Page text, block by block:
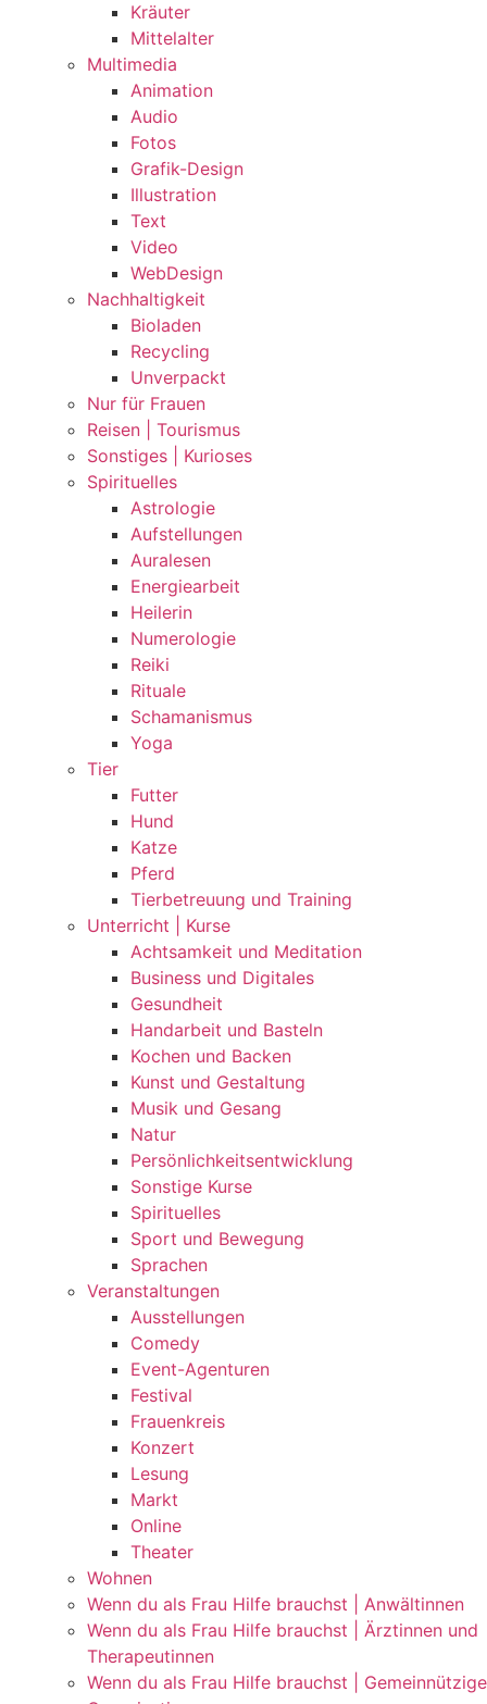
Kräuter
Mittelalter
Multimedia
Animation
Audio
Fotos
Grafik-Design
Illustration
Text
Video
WebDesign
Nachhaltigkeit
Bioladen
Recycling
Unverpackt
Nur für Frauen
Reisen | Tourismus
Sonstiges | Kurioses
Spirituelles
Astrologie
Aufstellungen
Auralesen
Energiearbeit
Heilerin
Numerologie
Reiki
Rituale
Schamanismus
Yoga
Tier
Futter
Hund
Katze
Pferd
Tierbetreuung und Training
Unterricht | Kurse
Achtsamkeit und Meditation
Business und Digitales
Gesundheit
Handarbeit und Basteln
Kochen und Backen
Kunst und Gestaltung
Musik und Gesang
Natur
Persönlichkeitsentwicklung
Sonstige Kurse
Spirituelles
Sport und Bewegung
Sprachen
Veranstaltungen
Ausstellungen
Comedy
Event-Agenturen
Festival
Frauenkreis
Konzert
Lesung
Markt
Online
Theater
Wohnen
Wenn du als Frau Hilfe brauchst | Anwältinnen
Wenn du als Frau Hilfe brauchst | Ärztinnen und
Therapeutinnen
Wenn du als Frau Hilfe brauchst | Gemeinnützige